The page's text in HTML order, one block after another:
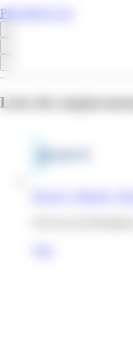
PROMOS.GP
Liste des